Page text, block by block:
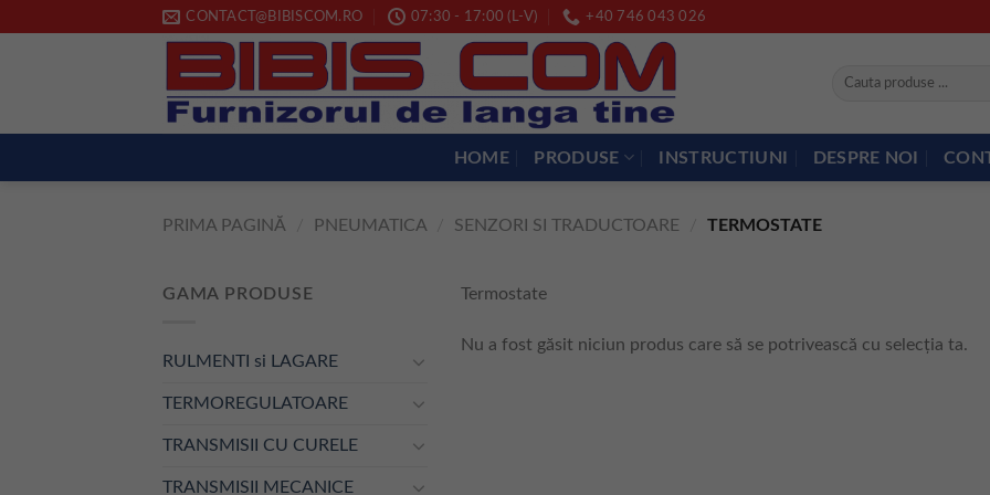
CONTACT@BIBISCOM.RO 07:30 - 17:00 (L-V) +40 746 043 026
Caută
HOME PRODUSE INSTRUCTIUNI DESPRE NOI
PRIMA PAGINĂ PNEUMATICA SENZORI SI TRADUCTOARE TERMOSTATE
GAMA PRODUSE
RULMENTI si LAGARE
TERMOREGULATOARE
TRANSMISII CU CURELE
TRANSMISII MECANICE
Termostate
Nu a fost găsit niciun produs care să se potrivească cu selecția ta.